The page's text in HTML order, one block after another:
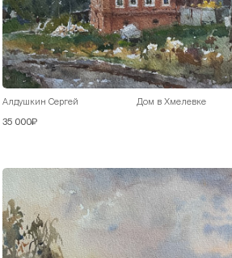
Алдушкин Сергей Дом в Хмелевке
35 000₽